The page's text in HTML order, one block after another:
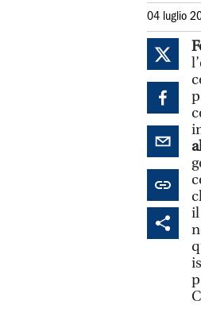
04 luglio
il